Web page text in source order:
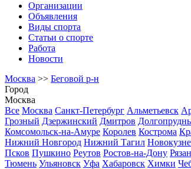
Организации
Объявления
Виды спорта
Статьи о спорте
Работа
Новости
Москва >> Беговой р-н
Город
Москва
Все Москва Санкт-Петербург Альметьевск
Грозный Дзержинский Дмитров
Комсомольск-на-Амуре Королев Кострома
Нижний Новгород Нижний Тагил
Псков Пушкино Реутов Ростов-на-Дону
Тюмень Ульяновск Уфа Хабаровск Химки